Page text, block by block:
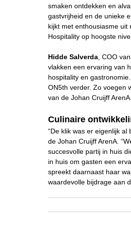
smaken ontdekken en
gastvrijheid en de unieke
kijkt met enthousiasme uit
Hospitality op hoogste
Hidde Salverda , COO
vlakken een ervaring van
hospitality en
ON5th verder. Zo voegen
van de Johan Cruijff
Culinaire
“De klik was er eigenlijk al
de Johan Cruijff ArenA.
succesvolle partij in huis
in huis om gasten een
spreekt daarnaast haar
waardevolle bijdrage aan